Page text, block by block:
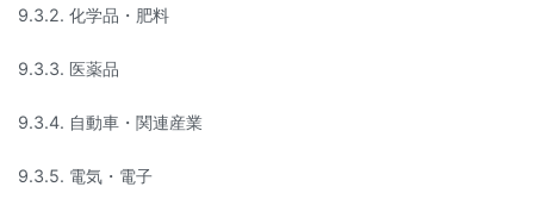
9.3.2. 化学品・肥料
9.3.3. 医薬品
9.3.4. 自動車・関連産業
9.3.5. 電気・電子